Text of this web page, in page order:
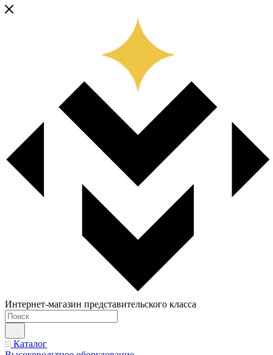
Интернет-магазин представительского класса
Каталог